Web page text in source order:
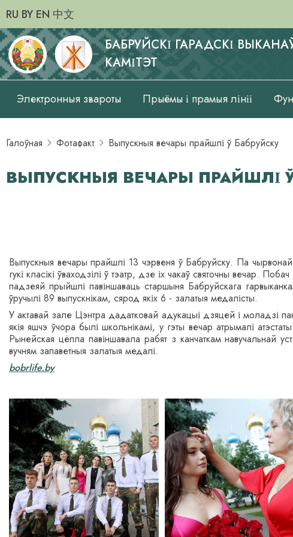
RU BY EN 中文
БАБРУЙСКІ ГАРАДСКІ
КАМІТЭТ
Основная
навигация_be
Электронныя звароты Прыёмы і прамыя лініі
Галоўная Фотафакт Выпускныя вечары прайшлі ў Бабруйску
ВЫПУСКНЫЯ ВЕЧАРЫ ПРАЙШЛІ
Выпускныя вечары прайшлі 13 чэрвеня ў Бабруйску. Па
гукі класікі ўваходзілі ў тэатр, дзе іх чакаў святочны вечар.
падзеяй прыйшлі павіншаваць старшыня Бабруйскага
ўручылі 89 выпускнікам, сярод якіх 6 - залатыя медалісты.
У актавай зале Цэнтра дадатковай адукацыі дзяцей і моладзі
якія яшчэ ўчора былі школьнікамі, у гэты вечар атрымалі
Рынейская цёпла павіншавала рабят з канчаткам навучальнай
вучням запаветныя залатыя медалі.
bobrlife.by